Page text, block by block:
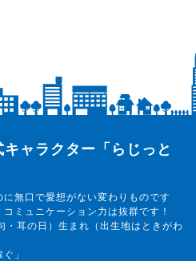
ャラクター「らじっと
に無口で愛想がない変わりものです
ミュニケーション力は抜群です！
・耳の日）生まれ（出生地はときがわ
」